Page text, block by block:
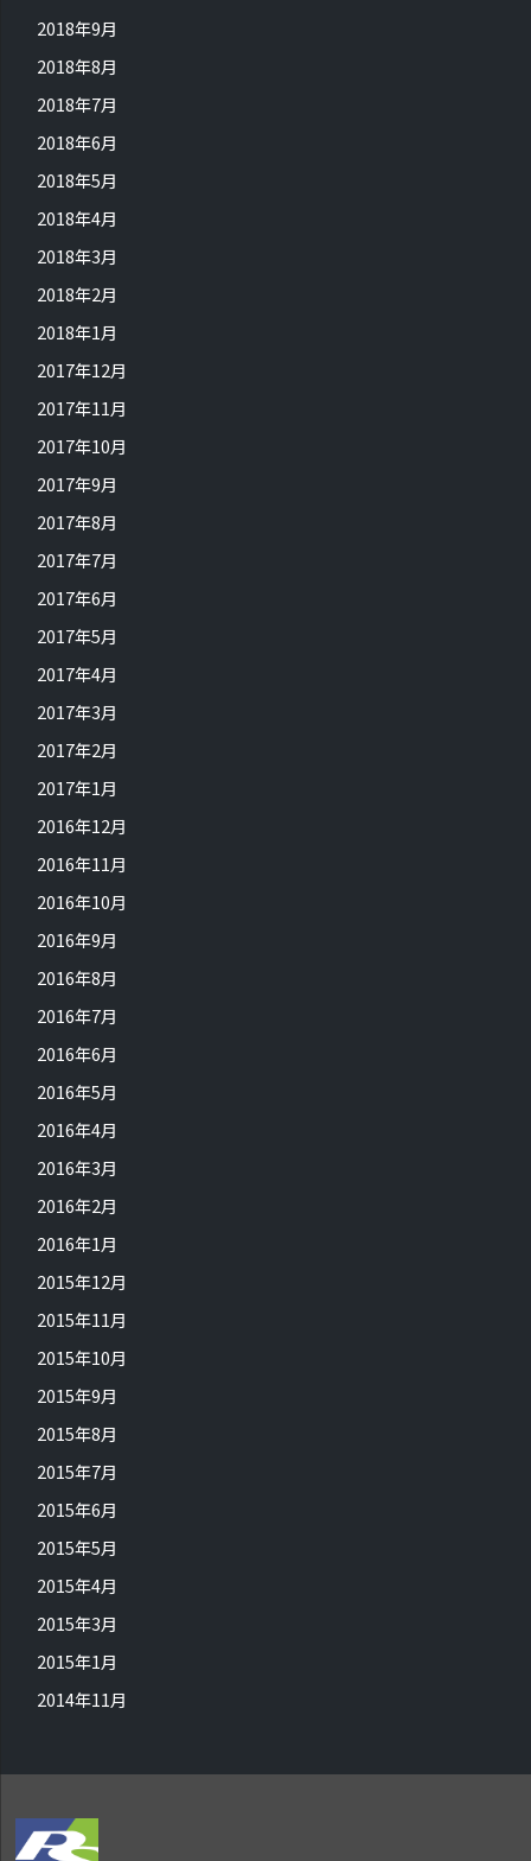
2018年9月
2018年8月
2018年7月
2018年6月
2018年5月
2018年4月
2018年3月
2018年2月
2018年1月
2017年12月
2017年11月
2017年10月
2017年9月
2017年8月
2017年7月
2017年6月
2017年5月
2017年4月
2017年3月
2017年2月
2017年1月
2016年12月
2016年11月
2016年10月
2016年9月
2016年8月
2016年7月
2016年6月
2016年5月
2016年4月
2016年3月
2016年2月
2016年1月
2015年12月
2015年11月
2015年10月
2015年9月
2015年8月
2015年7月
2015年6月
2015年5月
2015年4月
2015年3月
2015年1月
2014年11月